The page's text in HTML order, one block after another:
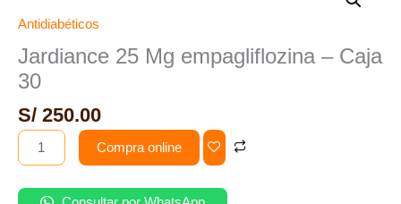
Antidiabéticos
Jardiance 25 Mg empagliflozina – Caja
30
S/ 250.00
Mg
-
Caja
30
cantidad
Compra online